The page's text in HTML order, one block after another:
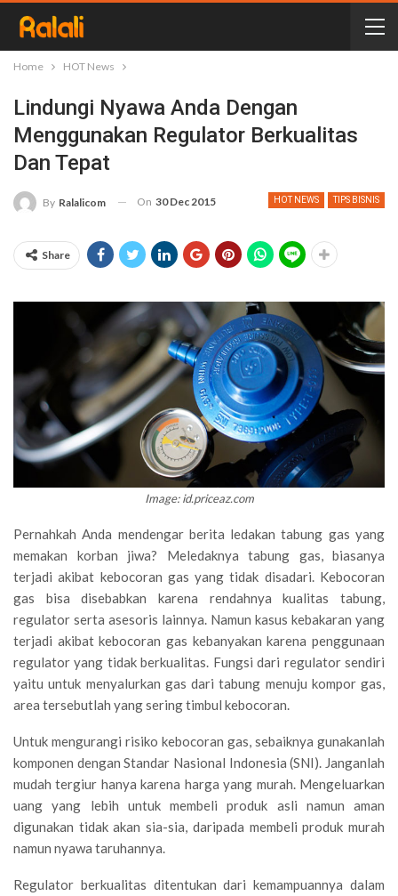
Home HOT News
Lindungi Nyawa Anda Dengan
Menggunakan Regulator Berkualitas
Dan Tepat
HOT NEWS TIPS BISNIS
By Ralalicom On 30 Dec 2015
Share
Image: id.priceaz.com
Pernahkah Anda mendengar berita ledakan tabung gas yang
memakan korban jiwa? Meledaknya tabung gas, biasanya
terjadi akibat kebocoran gas yang tidak disadari. Kebocoran
gas bisa disebabkan karena rendahnya kualitas tabung,
regulator serta asesoris lainnya. Namun kasus kebakaran yang
terjadi akibat kebocoran gas kebanyakan karena penggunaan
regulator yang tidak berkualitas. Fungsi dari regulator sendiri
yaitu untuk menyalurkan gas dari tabung menuju kompor gas,
area tersebutlah yang sering timbul kebocoran.
Untuk mengurangi risiko kebocoran gas, sebaiknya gunakanlah
komponen dengan Standar Nasional Indonesia (SNI). Janganlah
mudah tergiur hanya karena harga yang murah. Mengeluarkan
uang yang lebih untuk membeli produk asli namun aman
digunakan tidak akan sia-sia, daripada membeli produk murah
namun nyawa taruhannya.
Regulator berkualitas ditentukan dari kemampuannya dalam